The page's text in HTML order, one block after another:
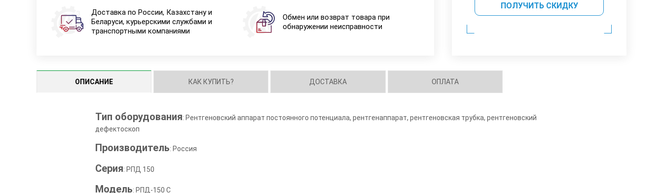
Доставка по России, Казахстану и
Беларуси, курьерскими службами и
транспортными компаниями
Обмен или возврат товара при
обнаружении неисправности
ПОЛУЧИТЬ СКИДКУ
ОПИСАНИЕ КАК КУПИТЬ? ДОСТАВКА ОПЛАТА
Тип оборудования: Рентгеновский аппарат постоянного потенциала, рентгенаппарат, рентгеновская трубка, рентгеновский
дефектоскоп
Производитель: Россия
Серия: РПД 150
Модель: РПД-150 С